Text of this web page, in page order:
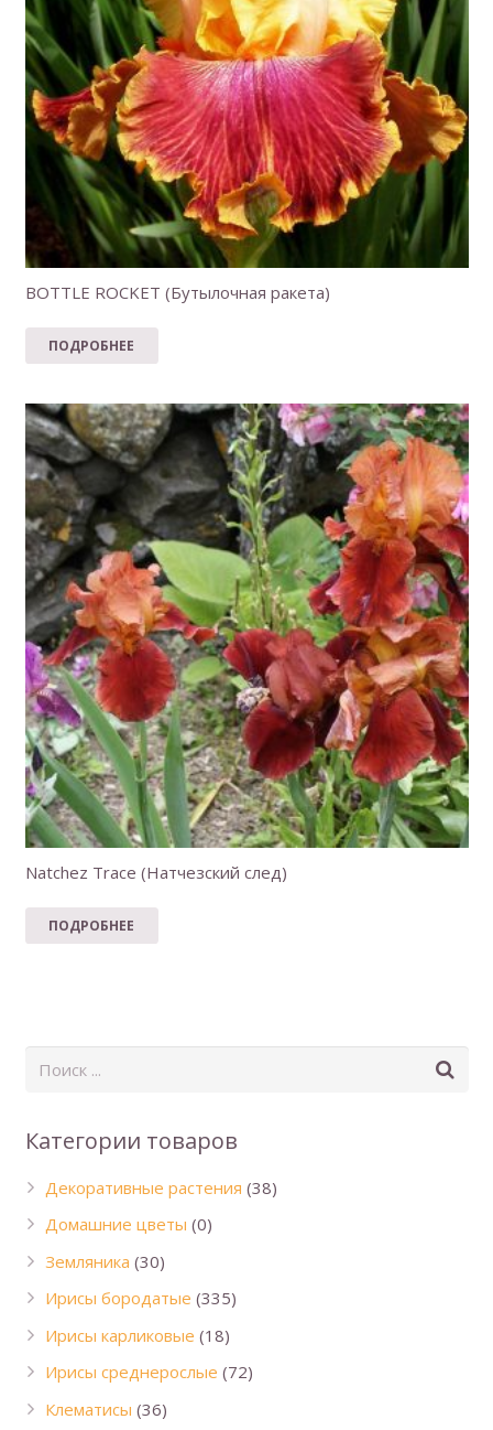
BOTTLE ROCKET (Бутылочная ракета)
ПОДРОБНЕЕ
Natchez Trace (Натчезский след)
ПОДРОБНЕЕ
Категории товаров
Декоративные растения (38)
Домашние цветы (0)
Земляника (30)
Ирисы бородатые (335)
Ирисы карликовые (18)
Ирисы среднерослые (72)
Клематисы (36)